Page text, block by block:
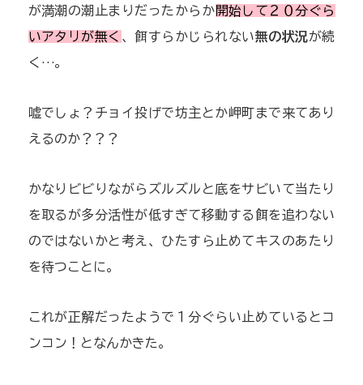
が満潮の潮止まりだったからか開始して２０分ぐら
いアタリが無く 、餌すらかじられない無の状況が続
く…。
嘘でしょ？チョイ投げで坊主とか岬町まで来てあり
えるのか？？？
かなりビビりながらズルズルと底をサビいて当たり
を取るが多分活性が低すぎて移動する餌を追わない
のではないかと考え、ひたすら止めてキスのあたり
を待つことに。
これが正解だったようで１分ぐらい止めているとコ
ンコン！となんかきた。